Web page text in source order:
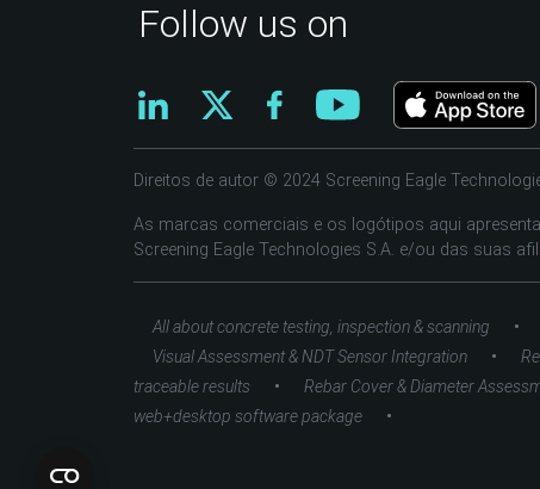
Follow us on
Direitos de autor © 2024 Screening Eagle
As marcas comerciais e os logótipos aqui
Screening Eagle Technologies S.A. e/ou das suas
All about concrete testing, inspection & scanning •
Visual Assessment & NDT Sensor Integration •
traceable results
• Rebar Cover & Diameter
web+desktop software package
•